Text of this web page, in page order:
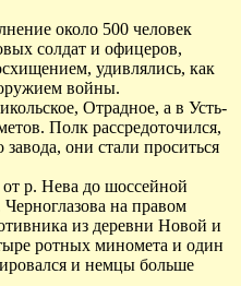
около 500 человек
солдат и офицеров,
удивлялись, как
войны.
Отрадное, а в Усть-
Полк рассредоточился,
они стали проситься
р. Нева до шоссейной
на правом
из деревни Новой и
ротных миномета и один
и немцы больше